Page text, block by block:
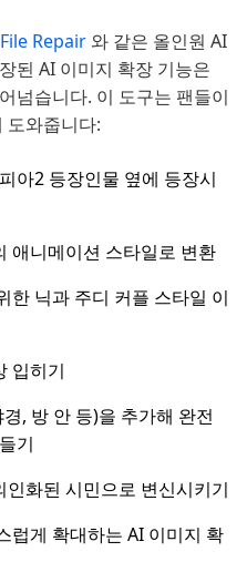
Repair 와 같은 올인원 AI
된 AI 이미지 확장 기능은
넘습니다. 이 도구는 팬들이
도와줍니다:
아2 등장인물 옆에 등장시
애니메이션 스타일로 변환
한 닉과 주디 커플 스타일 이
입히기
, 방 안 등)을 추가해 완전
기
화된 시민으로 변신시키기
럽게 확대하는 AI 이미지 확